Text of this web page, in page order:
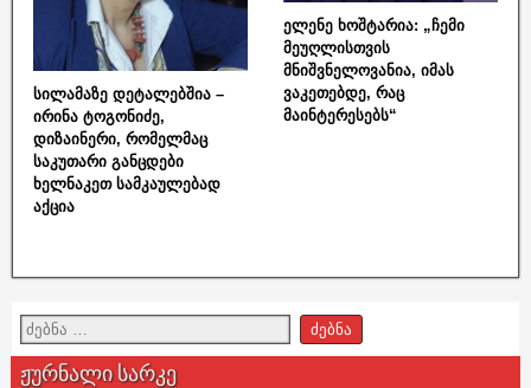
სილამაზე დეტალებშია –
ირინა ტოგონიძე,
დიზაინერი, რომელმაც
საკუთარი განცდები
ხელნაკეთ სამკაულებად
აქცია
ელენე ხოშტარია: „ჩემი
მეუღლისთვის
მნიშვნელოვანია, იმას
ვაკეთებდე, რაც
მაინტერესებს“
ჟურნალი სარკე